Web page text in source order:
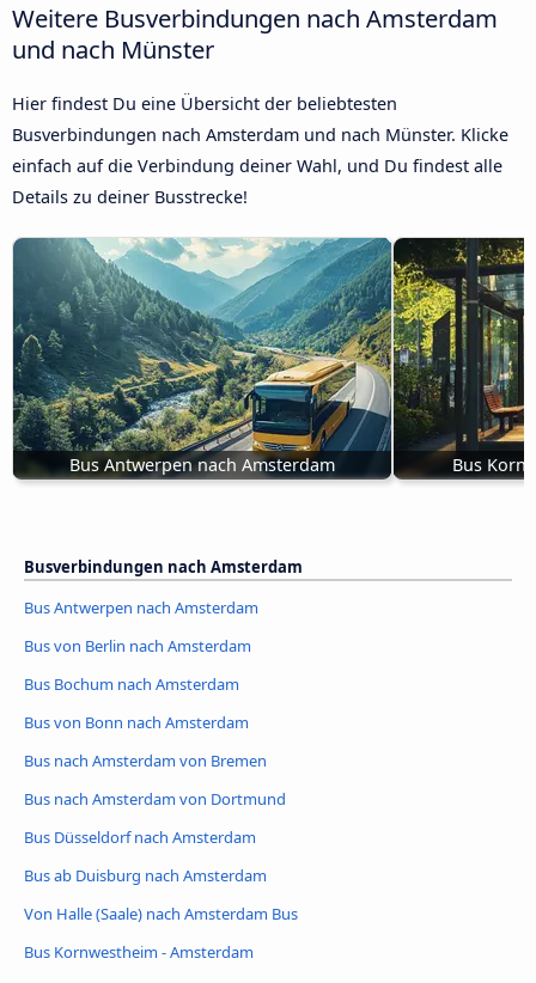
Weitere Busverbindungen nach Amsterdam
und nach Münster
Hier findest Du eine Übersicht der beliebtesten
Busverbindungen nach Amsterdam und nach Münster. Klicke
einfach auf die Verbindung deiner Wahl, und Du findest alle
Details zu deiner Busstrecke!
Bus Antwerpen nach Amsterdam Bus
Busverbindungen nach Amsterdam
Bus Antwerpen nach Amsterdam
Bus von Berlin nach Amsterdam
Bus Bochum nach Amsterdam
Bus von Bonn nach Amsterdam
Bus nach Amsterdam von Bremen
Bus nach Amsterdam von Dortmund
Bus Düsseldorf nach Amsterdam
Bus ab Duisburg nach Amsterdam
Von Halle (Saale) nach Amsterdam Bus
Bus Kornwestheim - Amsterdam